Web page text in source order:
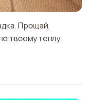
Прощай,
твоему теплу,